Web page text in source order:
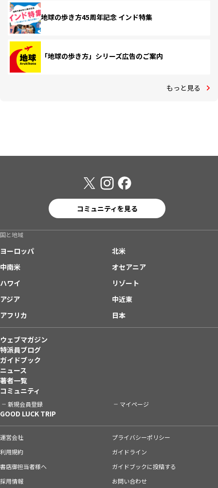
地球の歩き方45周年記念 インド特集
「地球の歩き方」シリーズ広告のご案内
もっと見る
コミュニティを見る
国と地域
ヨーロッパ
北米
中南米
オセアニア
ハワイ
リゾート
アジア
中近東
アフリカ
日本
ウェブマガジン
特派員ブログ
ガイドブック
ニュース
著者一覧
コミュニティ
新規会員登録 マイページ
GOOD LUCK TRIP
運営会社
プライバシーポリシー
利用規約
ガイドライン
書店御担当者様へ
ガイドブックに投稿する
採用情報
お問い合わせ